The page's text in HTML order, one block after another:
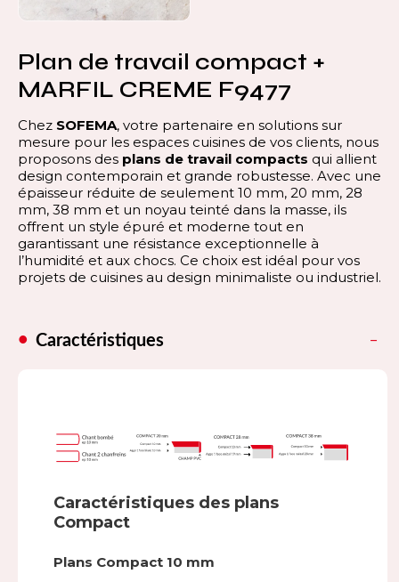
Plan de travail compact +
MARFIL CREME F9477
Chez SOFEMA, votre partenaire en solutions sur
mesure pour les espaces cuisines de vos clients, nous
proposons des plans de travail compacts qui allient
design contemporain et grande robustesse. Avec une
épaisseur réduite de seulement 10 mm, 20 mm, 28
mm, 38 mm et un noyau teinté dans la masse, ils
offrent un style épuré et moderne tout en
garantissant une résistance exceptionnelle à
l’humidité et aux chocs. Ce choix est idéal pour vos
projets de cuisines au design minimaliste ou industriel.
Caractéristiques
Caractéristiques des plans
Compact
Plans Compact 10 mm